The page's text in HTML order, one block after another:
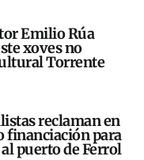
Emilio Rúa
xoves no
Torrente
reclaman en
financiación para
al puerto de Ferrol